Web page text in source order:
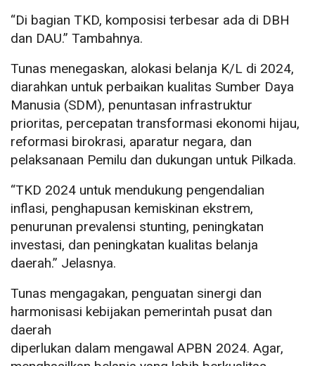
“Di bagian TKD, komposisi terbesar ada di DBH
dan DAU.” Tambahnya.
Tunas menegaskan, alokasi belanja K/L di 2024,
diarahkan untuk perbaikan kualitas Sumber Daya
Manusia (SDM), penuntasan infrastruktur
prioritas, percepatan transformasi ekonomi hijau,
reformasi birokrasi, aparatur negara, dan
pelaksanaan Pemilu dan dukungan untuk Pilkada.
“TKD 2024 untuk mendukung pengendalian
inflasi, penghapusan kemiskinan ekstrem,
penurunan prevalensi stunting, peningkatan
investasi, dan peningkatan kualitas belanja
daerah.” Jelasnya.
Tunas mengagakan, penguatan sinergi dan
harmonisasi kebijakan pemerintah pusat dan
daerah
diperlukan dalam mengawal APBN 2024. Agar,